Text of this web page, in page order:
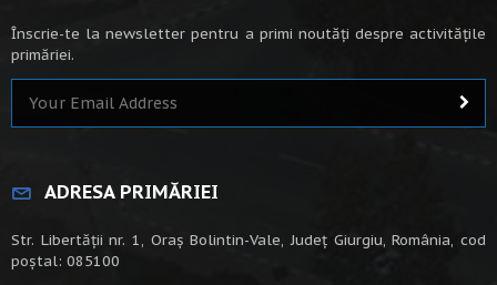
Înscrie-te la newsletter pentru a primi noutăți despre activitățile
primăriei.
ADRESA PRIMĂRIEI
Str. Libertății nr. 1, Oraș Bolintin-Vale, Județ Giurgiu, România, cod
poștal: 085100